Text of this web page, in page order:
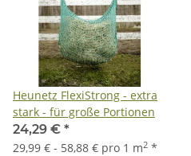
Heunetz FlexiStrong - extra
stark - für große Portionen
24,29 € *
29,99 € - 58,88 € pro 1 m2 *